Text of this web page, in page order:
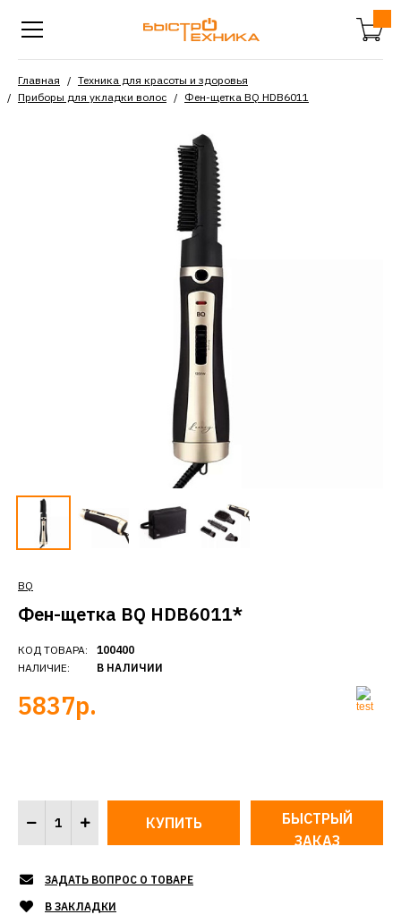
Главная
Техника для красоты и здоровья
Приборы для укладки волос
Фен-щетка BQ HDB6011
BQ
Фен-щетка BQ HDB6011*
КОД ТОВАРА:
НАЛИЧИЕ:
100400
В НАЛИЧИИ
5837р.
БЫСТРЫЙ
ЗАКАЗ
ЗАДАТЬ ВОПРОС О ТОВАРЕ
В ЗАКЛАДКИ